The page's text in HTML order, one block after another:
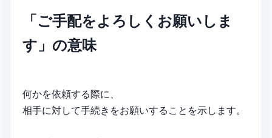
「ご手配をよろしくお願いしま
す」の意味
何かを依頼する際に、
相手に対して手続きをお願いすることを示します。